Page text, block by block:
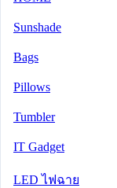
Sunshade
Bags
Pillows
Tumbler
IT Gadget
LED ไฟฉาย